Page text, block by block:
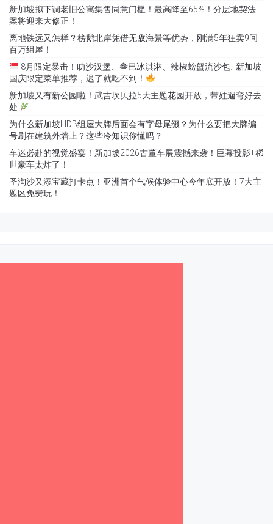
新加坡拟下调老旧公寓集售同意门槛！最高降至65%！分层地契法
案将迎来大修正！
离地铁远又怎样？榜鹅北岸凭借无敌海景等优势，刚满5年狂卖9间
百万组屋！
8月限定暴击！叻沙汉堡、叁巴冰淇淋、辣椒螃蟹流沙包…新加坡
国庆限定菜单推荐，迟了就吃不到！
新加坡又有新公园啦！武吉坎贝拉5大主题花园开放，带娃遛弯好去
处
为什么新加坡HDB组屋大牌后面会有字母尾缀？为什么要把大牌编
号刷在建筑外墙上？这些冷知识你懂吗？
车迷必赴的视觉盛宴！新加坡2026古董车展震撼来袭！巨幕投影+稀
世豪车太炸了！
圣淘沙又添宝藏打卡点！亚洲首个气候体验中心今年底开放！7大主
题区免费玩！